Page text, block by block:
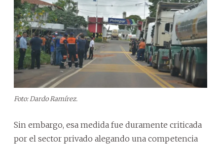
Foto: Dardo Ramírez.
Sin embargo, esa medida fue duramente criticada
por el sector privado alegando una competencia